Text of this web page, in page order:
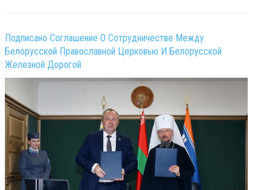
Подписано Соглашение О Сотрудничестве Между
Белорусской Православной Церковью И Белорусской
Железной Дорогой